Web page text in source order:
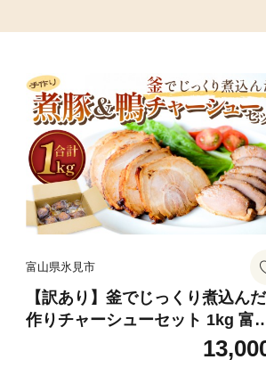
富山県氷見市
【訳あり】釜でじっくり煮込ん
作りチャーシューセット 1kg 富
県 氷見市 煮豚 鴨 チャーシュー